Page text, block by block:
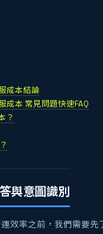
成本結論
成本 常見問題快速FAQ
？
與意圖識別
效率之前，我們需要先